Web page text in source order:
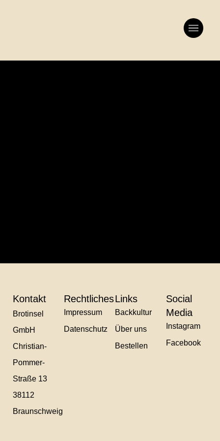
Kontakt
Brotinsel
GmbH
Christian-
Pommer-
Straße 13
38112
Braunschweig
Rechtliches
Impressum
Datenschutz
Links
Backkultur
Über uns
Bestellen
Social
Media
Instagram
Facebook